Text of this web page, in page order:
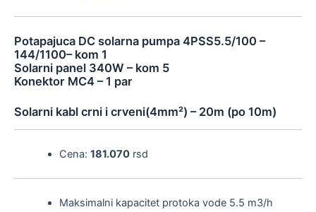
Potapajuca DC solarna pumpa 4PSS5.5/100 –
144/1100– kom 1
Solarni panel 340W – kom 5
Konektor MC4 – 1 par
Solarni kabl crni i crveni(4mm²) – 20m (po 10m)
Cena: 181.070rsd
Maksimalni kapacitet protoka vode 5.5 m3/h